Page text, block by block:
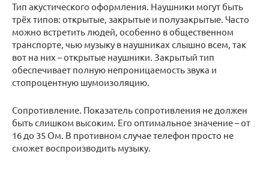
Тип акустического оформления. Наушники могут быть
трёх типов: открытые, закрытые и полузакрытые. Часто
можно встретить людей, особенно в общественном
транспорте, чью музыку в наушниках слышно всем, так
вот на них – открытые наушники. Закрытый тип
обеспечивает полную непроницаемость звука и
стопроцентную шумоизоляцию.
Сопротивление. Показатель сопротивления не должен
быть слишком высоким. Его оптимальное значение – от
16 до 35 Ом. В противном случае телефон просто не
сможет воспроизводить музыку.